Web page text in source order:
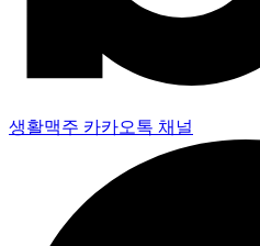
생활맥주 카카오톡 채널